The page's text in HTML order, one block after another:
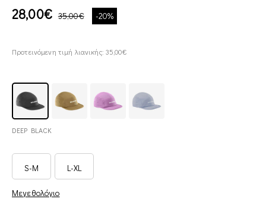
28,00€ 35,00€ -20%
Προτεινόμενη τιμή λιανικής: 35,00€
DEEP BLACK
S-M L-XL
Μεγεθολόγιο